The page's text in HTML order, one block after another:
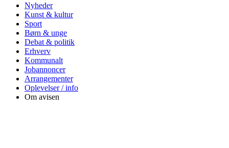
Nyheder
Kunst & kultur
Sport
Børn & unge
Debat & politik
Erhverv
Kommunalt
Jobannoncer
Arrangementer
Oplevelser / info
Om avisen